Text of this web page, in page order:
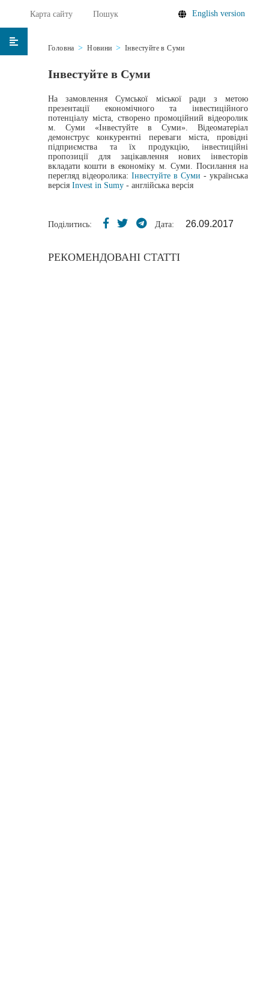
Карта сайту Пошук English version
Головна Новини Інвестуйте в Суми
Інвестуйте в Суми
На замовлення Сумської міської ради з метою
презентації економічного та інвестиційного
потенціалу міста, створено промоційний відеоролик
м. Суми «Інвестуйте в Суми». Відеоматеріал
демонструє конкурентні переваги міста, провідні
підприємства та їх продукцію, інвестиційні
пропозиції для зацікавлення нових інвесторів
вкладати кошти в економіку м. Суми. Посилання на
перегляд відеоролика: Інвестуйте в Суми - українська
версія Invest in Sumy - англійська версія
Поділитись: Дата: 26.09.2017
РЕКОМЕНДОВАНІ СТАТТІ